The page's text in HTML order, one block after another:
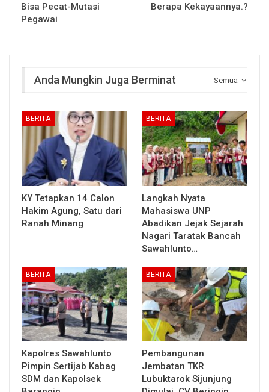
Bisa Pecat-Mutasi
Pegawai
Berapa Kekayaannya.?
Semua
Anda Mungkin Juga Berminat
BERITA
KY Tetapkan 14 Calon
Hakim Agung, Satu dari
Ranah Minang
BERITA
Langkah Nyata
Mahasiswa UNP
Abadikan Jejak Sejarah
Nagari Taratak Bancah
Sawahlunto…
BERITA
Kapolres Sawahlunto
Pimpin Sertijab Kabag
SDM dan Kapolsek
BERITA
Pembangunan
Jembatan TKR
Lubuktarok Sijunjung